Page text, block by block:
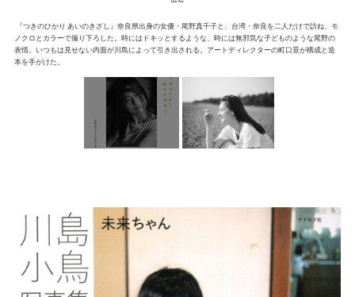
『つきのひかり あいのきざし』奈良県出身の女優・尾野真千子と、台湾・奈良を二人だけで訪ね、モ
ノクロとカラーで撮り下ろした。時にはドキッとするような、時には無邪気な子どものような尾野の
表情。いつもは見せない内面が川島によって引き出される。アートディレクターの町口景が構成と造
本を手がけた。